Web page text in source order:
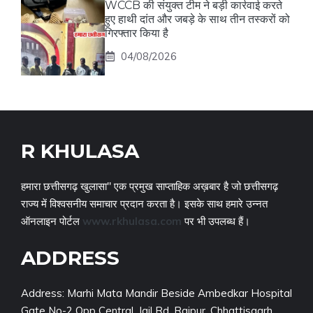
WCCB की संयुक्त टीम ने बड़ी कार्रवाई करते
हुए हाथी दांत और जबड़े के साथ तीन तस्करों को
गिरफ्तार किया है
04/08/2026
R KHULASA
हमारा छत्तीसगढ़ खुलासा" एक प्रमुख साप्ताहिक अख़बार है जो छत्तीसगढ़
राज्य में विश्वसनीय समाचार प्रदान करता है। इसके साथ हमारे उन्नत
ऑनलाइन पोर्टल www.rkhulasa.com पर भी उपलब्ध हैं।
ADDRESS
Address: Marhi Mata Mandir Beside Ambedkar Hospital